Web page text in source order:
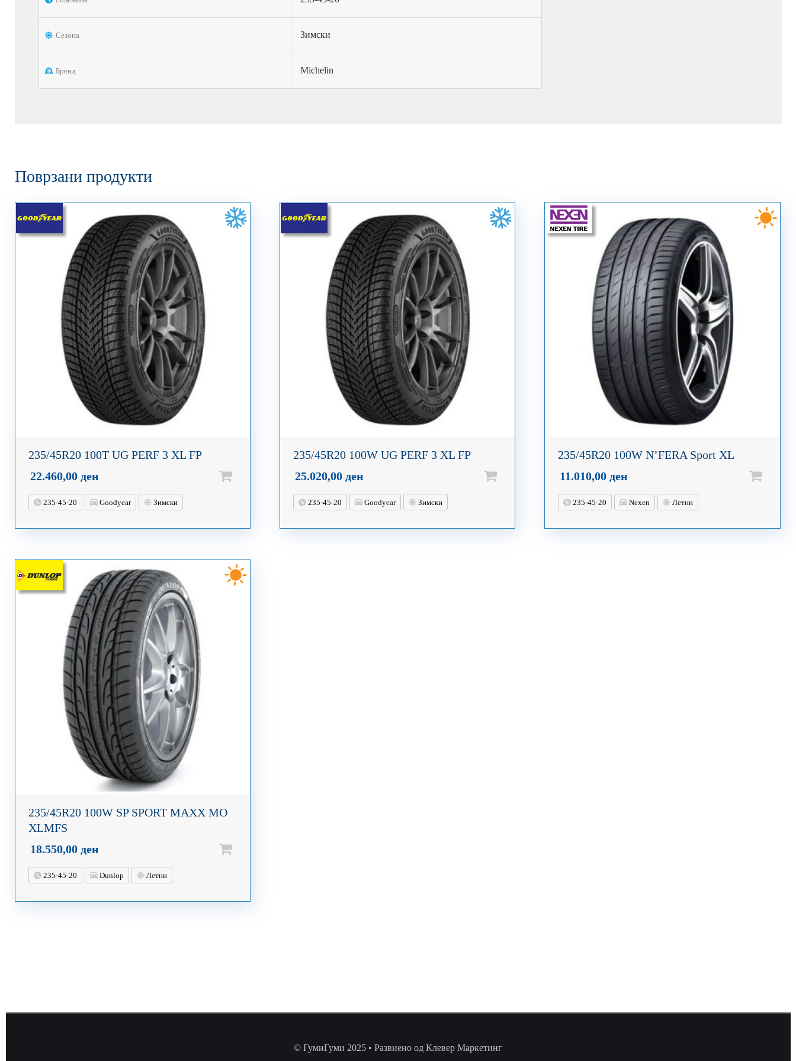
Сезона Зимски
Бренд Michelin
Поврзани продукти
235/45R20 100T UG PERF 3 XL FP
22.460,00 ден
235-45-20 Goodyear Зимски
235/45R20 100W UG PERF 3 XL FP
25.020,00 ден
235-45-20 Goodyear Зимски
235/45R20 100W N’FERA Sport XL
11.010,00ден
235-45-20 Nexen Летни
235/45R20 100W SP SPORT MAXX MO
XLMFS
18.550,00 ден
235-45-20 Dunlop Летни
© ГумиГуми 2025 • Развиено од Клевер Маркетинг